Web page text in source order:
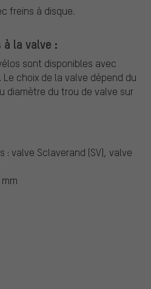
freins à disque.
la valve :
sont disponibles avec
Le choix de la valve dépend du
diamètre du trou de valve sur
: valve Sclaverand (SV), valve